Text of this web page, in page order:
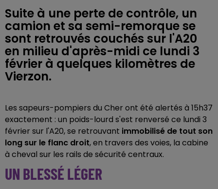
Suite à une perte de contrôle, un
camion et sa semi-remorque se
sont retrouvés couchés sur l'A20
en milieu d'après-midi ce lundi 3
février à quelques kilomètres de
Vierzon.
Les sapeurs-pompiers du Cher ont été alertés à 15h37
exactement : un poids-lourd s'est renversé ce lundi 3
février sur l'A20, se retrouvant immobilisé de tout son
long sur le flanc droit, en travers des voies, la cabine
à cheval sur les rails de sécurité centraux.
UN BLESSÉ LÉGER